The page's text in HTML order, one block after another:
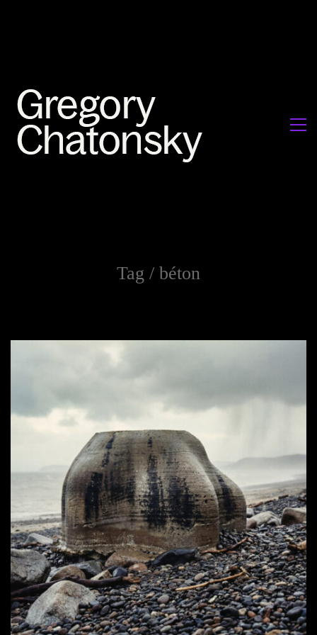
Tag / béton